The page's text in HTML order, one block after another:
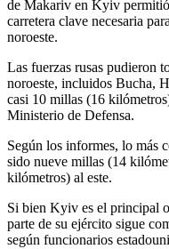
de Makariv en Kyiv
carretera clave necesaria
noroeste.
Las fuerzas rusas pudieron
noroeste, incluidos Bucha,
casi 10 millas (16
Ministerio de Defensa.
Según los informes, lo más
sido nueve millas (14
kilómetros) al este.
Si bien Kyiv es el principal
parte de su ejército sigue
según funcionarios